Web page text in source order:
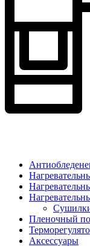
Пленочный
Аксессуары